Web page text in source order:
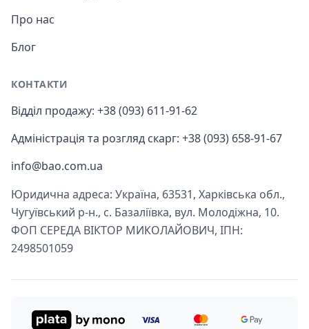
Про нас
Блог
КОНТАКТИ
Відділ продажу: +38 (093) 611-91-62
Адміністрація та розгляд скарг: +38 (093) 658-91-67
info@bao.com.ua
Юридична адреса: Україна, 63531, Харківська обл.,
Чугуївський р-н., с. Базаліївка, вул. Молодіжна, 10.
ФОП СЕРЕДА ВІКТОР МИКОЛАЙОВИЧ, ІПН:
2498501059